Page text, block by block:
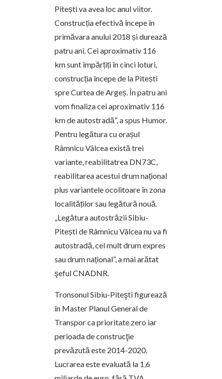
Pitești va avea loc anul viitor.
Construcția efectivă începe în
primăvara anului 2018 și durează
patru ani. Cei aproximativ 116
km sunt împărțiți în cinci loturi,
construcția începe de la Pitești
spre Curtea de Argeș. În patru ani
vom finaliza cei aproximativ 116
km de autostradă”, a spus Humor.
Pentru legătura cu orașul
Râmnicu Vâlcea există trei
variante, reabilitatrea DN73C,
reabilitarea acestui drum național
plus variantele ocolitoare în zona
localităților sau legătură nouă.
„Legătura autostrăzii Sibiu-
Pitești de Râmnicu Vâlcea nu va fi
autostradă, cel mult drum expres
sau drum național”, a mai arătat
şeful CNADNR.
Tronsonul Sibiu-Piteşti figurează
în Master Planul General de
Transpor ca prioritate zero iar
perioada de construcţie
prevăzută este 2014-2020.
Lucrarea este evaluată la 1,6